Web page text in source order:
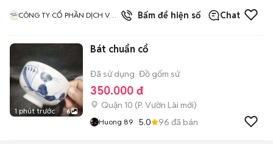
CÔNG TY CỔ PHẦN DỊCH VỤ
Bấm để hiện số Chat
1 phút trước 6
Bát chuẩn cổ
Đã sử dụng Đồ gốm sứ
350.000 đ
Quận 10 (P. Vườn Lài mới)
Huong 89 5.0 96 đã bán